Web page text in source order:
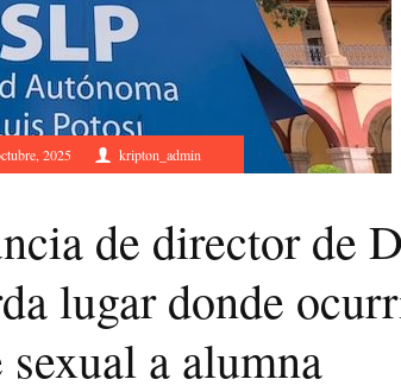
2025 kripton_admin
de director de
lugar donde
a alumna